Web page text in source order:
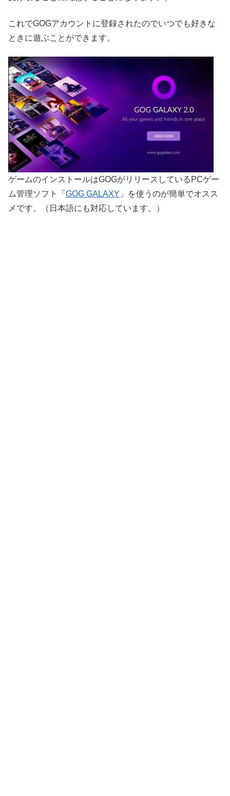
これでGOGアカウントに登録されたのでいつでも好きな
ときに遊ぶことができます。
ゲームのインストールはGOGがリリースしているPCゲー
ム管理ソフト「 GOG GALAXY 」を使うのが簡単でオスス
メです。（日本語にも対応しています。）